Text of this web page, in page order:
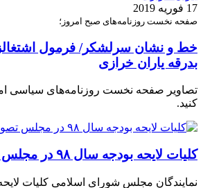
17 فوریه 2019
صفحه نخست روزنامه‌های صبح امروز؛
خط و نشان سرلشکر/ فرمول
بدرقه یاران خرازی
تصاویر صفحه نخست روزنامه‌های سیاسی
کنید.
کلیات لایحه بودجه سال ۹۸ در مجلس تصویب شد